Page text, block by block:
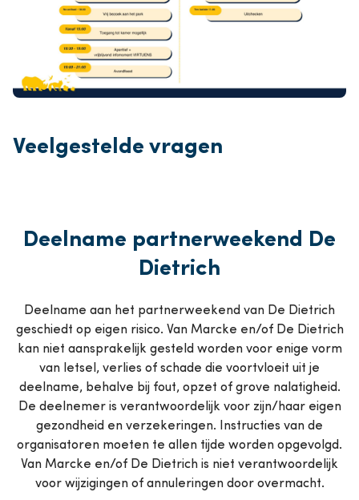
Veelgestelde vragen
Deelname partnerweekend De
Dietrich
Deelname aan het partnerweekend van De Dietrich
geschiedt op eigen risico. Van Marcke en/of De Dietrich
kan niet aansprakelijk gesteld worden voor enige vorm
van letsel, verlies of schade die voortvloeit uit je
deelname, behalve bij fout, opzet of grove nalatigheid.
De deelnemer is verantwoordelijk voor zijn/haar eigen
gezondheid en verzekeringen. Instructies van de
organisatoren moeten te allen tijde worden opgevolgd.
Van Marcke en/of De Dietrich is niet verantwoordelijk
voor wijzigingen of annuleringen door overmacht.